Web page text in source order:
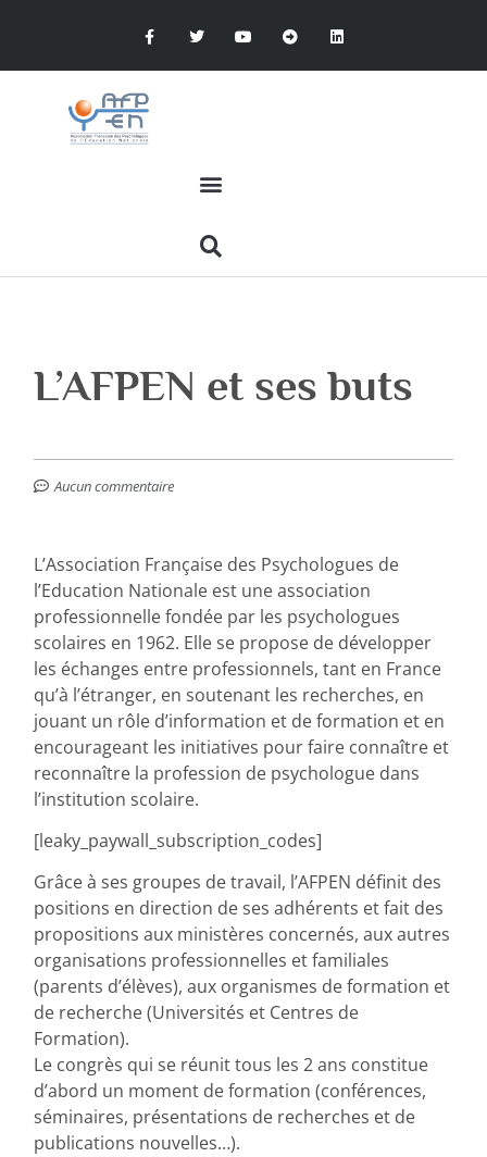
L’AFPEN et ses buts
Aucun commentaire
L’Association Française des Psychologues de
l’Education Nationale est une association
professionnelle fondée par les psychologues
scolaires en 1962. Elle se propose de développer
les échanges entre professionnels, tant en France
qu’à l’étranger, en soutenant les recherches, en
jouant un rôle d’information et de formation et en
encourageant les initiatives pour faire connaître et
reconnaître la profession de psychologue dans
l’institution scolaire.
[leaky_paywall_subscription_codes]
Grâce à ses groupes de travail, l’AFPEN définit des
positions en direction de ses adhérents et fait des
propositions aux ministères concernés, aux autres
organisations professionnelles et familiales
(parents d’élèves), aux organismes de formation et
de recherche (Universités et Centres de
Formation).
Le congrès qui se réunit tous les 2 ans constitue
d’abord un moment de formation (conférences,
séminaires, présentations de recherches et de
publications nouvelles…).